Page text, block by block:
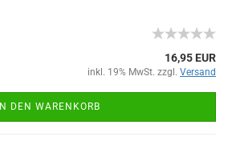
16,95 EUR
inkl. 19% MwSt. zzgl. Versand
IN DEN WARENKORB